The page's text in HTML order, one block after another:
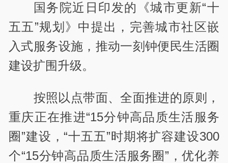
国务院近日印发的《城市更新“十
五五”规划》中提出，完善城市社区嵌
入式服务设施，推动一刻钟便民生活圈
建设扩围升级。
按照以点带面、全面推进的原则，
重庆正在推进“15分钟高品质生活服务
圈”建设，“十五五”时期将扩容建设300
个“15分钟高品质生活服务圈”，优化养